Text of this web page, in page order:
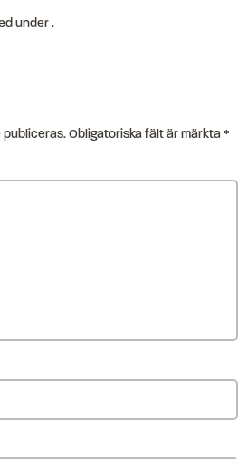
under .
publiceras.Obligatoriska fält är märkta*